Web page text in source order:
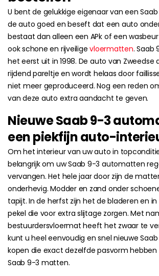
U bent de gelukkige eigenaar van een
de auto goed en beseft dat een auto
bestaat dan alleen een APk of een
ook schone en rijveiligevloermatten. Saab
het eerst uit in 1998. De auto van Zweedse
rijdend pareltje en wordt helaas door
niet meer geproduceerd. Nog een reden
van deze auto extra aandacht te geven.
Nieuwe Saab 9-3
een piekfijn auto-
Om het interieur van uw auto in
belangrijk om uw Saab 9-3 automatten
vervangen. Het hele jaar door zijn de
onderhevig. Modder en zand onder
tapijt. In de herfst zijn het de bladeren en
pekel die voor extra slijtage zorgen. Met
bestuurdersvloermat heeft het zwaar te
kunt u heel eenvoudig en snel nieuwe
kopen die exact dezelfde pasvorm hebben
Saab 9-3 matten.